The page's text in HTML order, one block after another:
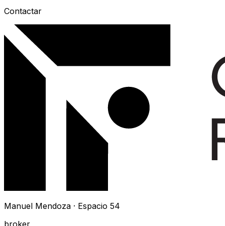
Contactar
Manuel Mendoza · Espacio 54